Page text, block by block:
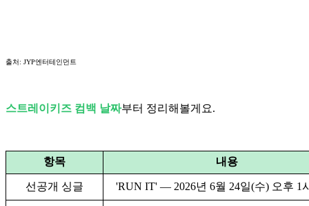
출처: JYP엔터테인먼트
스트레이키즈 컴백 날짜부터 정리해볼게요.
항목 내용
선공개 싱글 'RUN IT' — 2026년 6월 24일(수) 오후 1